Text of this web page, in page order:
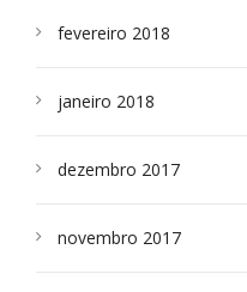
fevereiro 2018
janeiro 2018
dezembro 2017
novembro 2017